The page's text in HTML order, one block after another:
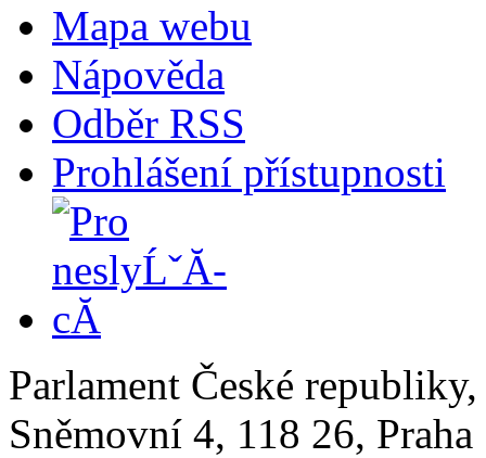
Mapa webu
Nápověda
Odběr RSS
Prohlášení přístupnosti
Parlament České
Sněmovní 4, 118 26,